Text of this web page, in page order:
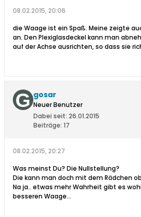
08.02.2015, 20:06
die Waage ist ein Spaß. Meine zeigte
an. Den Plexiglasdeckel kann man
auf der Achse ausrichten, so dass sie
gosar
Neuer Benutzer
Dabei seit: 26.01.2015
Beiträge: 17
08.02.2015, 20:27
Was meinst Du? Die Nullstellung?
Die kann man doch mit dem Rädchen
Na ja.. etwas mehr Wahrheit gibt es
besseren Waage...